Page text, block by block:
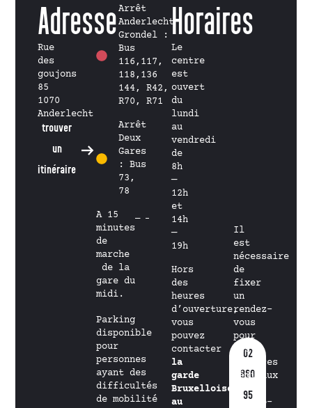
Adresse
Rue
des
goujons
85
1070
Anderlecht
trouver
un
itinéraire
Arrêt
Anderlecht
Grondel :
Bus
116,117,
118,136
144, R42,
R70, R71
Arrêt
Deux
Gares
: Bus
73,
78
A 15
minutes
de
marche
de la
gare du
midi.
Parking
disponible
pour
personnes
ayant des
difficultés
de mobilité
Horaires
Le
centre
est
ouvert
du
lundi
au
vendredi
de
8h
—
12h
et
14h
—
19h
Hors
des
heures
d’ouverture,
vous
pouvez
contacter
la
garde
Bruxelloise
au
02
880
95
Il
est
nécessaire
de
fixer
un
rendez-
vous
pour
les
services
médicaux
et
psycho-